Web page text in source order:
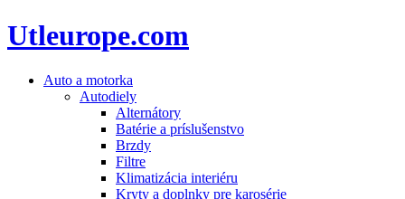
Utleurope.com
Auto a motorka
Autodiely
Alternátory
Batérie a príslušenstvo
Brzdy
Filtre
Klimatizácia interiéru
Kryty a doplnky pre karosérie